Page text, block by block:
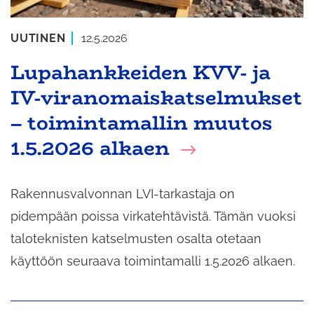
Lupahankkeiden KVV- ja
IV-viranomaiskatselmukset
– toimintamallin muutos
1.5.2026 alkaen
UUTINEN 12.5.2026
Rakennusvalvonnan LVI-tarkastaja on
pidempään poissa virkatehtävistä. Tämän vuoksi
taloteknisten katselmusten osalta otetaan
käyttöön seuraava toimintamalli 1.5.2026 alkaen.